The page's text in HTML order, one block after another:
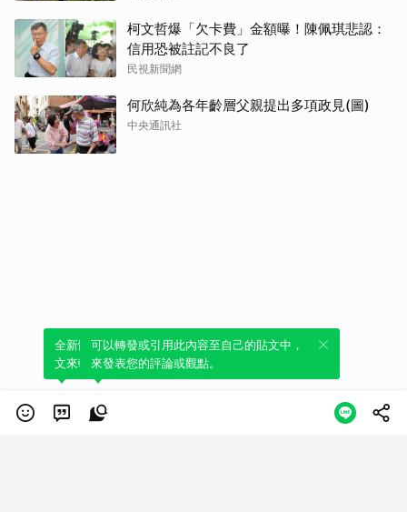
柯文哲爆「欠卡費」金額曝！陳佩琪悲認：
信用恐被註記不良了
民視新聞網
何欣純為各年齡層父親提出多項政見(圖)
中央通訊社
全新體驗！一鍵引用此內容，透過發布貼
文來輕鬆表達個人立場。
可以轉發或引用此內容至自己的貼文中，
來發表您的評論或觀點。